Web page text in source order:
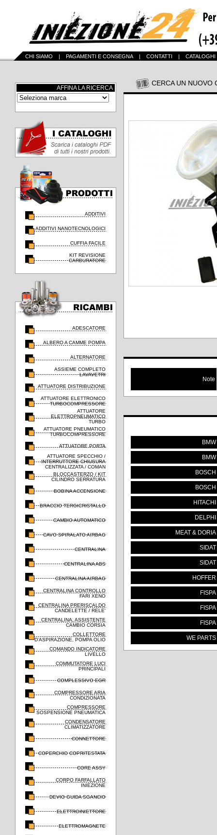
CHI SIAMO | PAGAMENTI E CONSEGNA| CONTATTI | CATALOGHI
AFFINA LA RICERCA
ADDITIVI
ADDITIVI NANOTECNOLOGICI
CUFFIA FACILE
KIT REVISIONE
CARBURATORE
ADESCATORE
ALBERO A CAMME POMPA
ALTERNATORE
ASSIEME COMPLETO
LAVAVETRI
ATTUATORE DISTRIBUZIONE
ATTUATORE ELETTRONICO
TURBOCOMPRESSORE
ATTUATORE
ELETTROPNEUMATICO
TURBO
ATTUATORE PNEUMATICO
TURBOCOMPRESSORE
ATTUATORE PORTA
ATTUATORE SPECCHIO /
INTERRUTTORE CHIUSURA
CENTRALIZZATA / COMAN
BLOCCASTERZO / KIT
CILINDRO SERRATURA
BOBINA ACCENSIONE
BRACCIO TERGICRISTALLO
CAMBIO AUTOMATICO
CAVO SPIRALATO AIRBAG
CENTRALINA
CENTRALINA ABS
CENTRALINA AIRBAG
CENTRALINA CONTROLLO
FARI XENO
CENTRALINA PRERISCALDO
CANDELETTE / RELE'
CENTRALINA, ASSISTENTE
CAMBIO CORSIA
COLLETTORE
D'ASPIRAZIONE, POMPA OLIO
COMANDO INDICATORE
LIVELLO
COMMUTATORE LUCI
PRINCIPALI
COMPLESSIVO EGR
COMPRESSORE ARIA
CONDIZIONATA
COMPRESSORE
SOSPENSIONE PNEUMATICA
CONDENSATORE
CLIMATIZZATORE
CONNETTORE
COPERCHIO COPRITESTATA
CORE ASSY
CORPO FARFALLATO
INIEZIONE
DEVIO GUIDA SGANCIO
ELETTROINIETTORE
ELETTROMAGNETE
CERCA UN NUOVO
Note
BMW
BMW
BOSCH
BOSCH
HITACHI
DELPHI
MEAT & DORIA
SIDAT
SIDAT
HOFFER
FISPA
FISPA
FISPA
WE PARTS